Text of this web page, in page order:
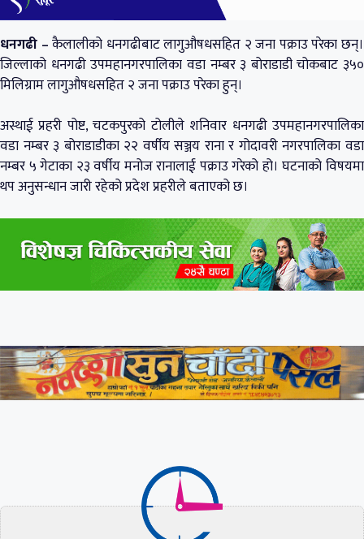
धनगढी –कैलालीको धनगढीबाट लागुऔषधसहित २ जना पक्राउ परेका छन्।
जिल्लाको धनगढी उपमहानगरपालिका वडा नम्बर ३ बोराडाडी चोकबाट ३५०
मिलिग्राम लागुऔषधसहित २ जना पक्राउ परेका हुन्।
अस्थाई प्रहरी पोष्ट, चटकपुरको टोलीले शनिवार धनगढी उपमहानगरपालिका
वडा नम्बर ३ बोराडाडीका २२ वर्षीय सञ्जय राना र गोदावरी नगरपालिका वडा
नम्बर ५ गेटाका २३ वर्षीय मनोज रानालाई पक्राउ गरेको हो। घटनाको विषयमा
थप अनुसन्धान जारी रहेको प्रदेश प्रहरीले बताएको छ।